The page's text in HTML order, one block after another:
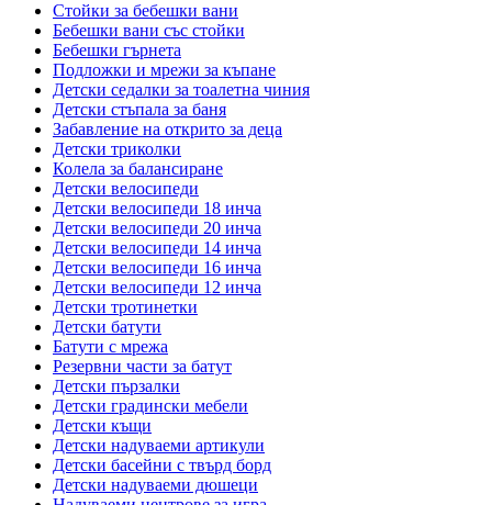
Стойки за бебешки вани
Бебешки вани със стойки
Бебешки гърнета
Подложки и мрежи за къпане
Детски седалки за тоалетна чиния
Детски стъпала за баня
Забавление на открито за деца
Детски триколки
Колела за балансиране
Детски велосипеди
Детски велосипеди 18 инча
Детски велосипеди 20 инча
Детски велосипеди 14 инча
Детски велосипеди 16 инча
Детски велосипеди 12 инча
Детски тротинетки
Детски батути
Батути с мрежа
Резервни части за батут
Детски пързалки
Детски градински мебели
Детски къщи
Детски надуваеми артикули
Детски басейни с твърд борд
Детски надуваеми дюшеци